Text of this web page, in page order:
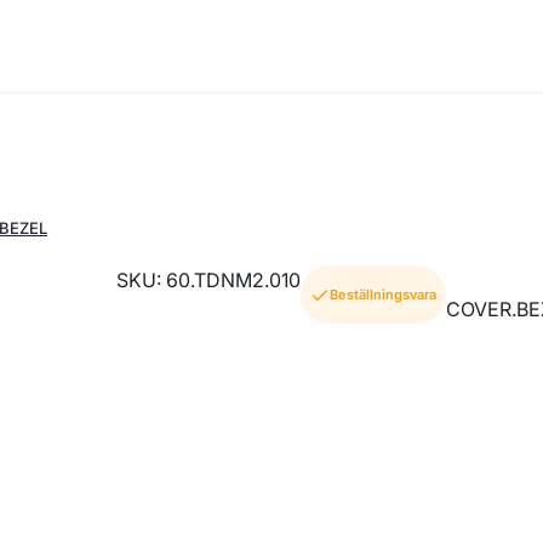
SKU: 60.TDNM2.010
Beställningsvara